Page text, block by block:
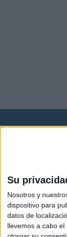
Su
Nosotros y
dispositivo para
datos de
llevemos a cabo